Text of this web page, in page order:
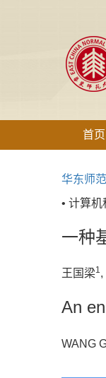
首页
华东师
• 计算机
一种
王国梁1,
An
WANG